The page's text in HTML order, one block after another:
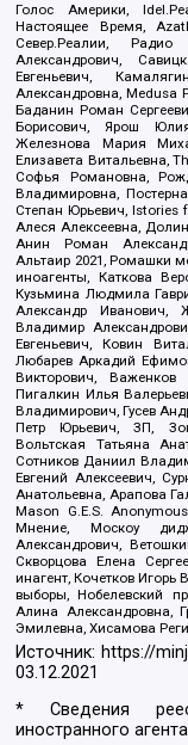
Голос Америки,
Настоящее Время,
Север.Реалии, Радио
Александрович,
Евгеньевич,
Александровна, Medusa
Баданин Роман
Борисович, Ярош
Железнова Мария
Елизавета Витальевна,
Софья Романовна,
Владимировна,
Степан Юрьевич,
Алеся Алексеевна,
Анин Роман
Альтаир 2021, Ромашки
иноагенты, Каткова
Кузьмина Людмила
Александр Иванович,
Владимир
Евгеньевич, Ковин
Любарев Аркадий
Викторович,
Пигалкин Илья
Владимирович, Гусев
Петр Юрьевич, ЗП,
Вольтская Татьяна
Сотников Даниил
Евгений Алексеевич,
Анатольевна, Арапова
Mason G.E.S.
Мнение, Москоу
Александрович,
Скворцова Елена
инагент, Кочетков Игорь
выборы, Нобелевский
Алина Александровна,
Эмилевна, Хисамова
Источник: https://
03.12.2021
* Сведения
иностранного